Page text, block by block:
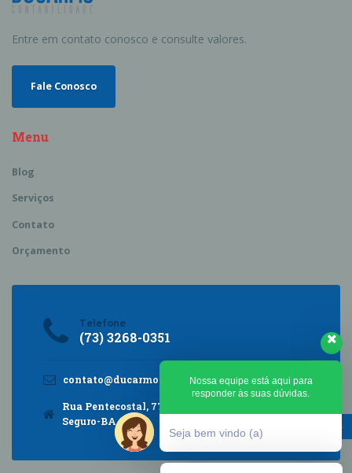
Nossa equipe está aqui para
responder às suas dúvidas.
Seja bem vindo (a)
Entre em contato conosco e consulte valores.
Fale Conosco
Menu
Blog
Serviços
Contato
Orçamento
Telefone
(73) 3268-0351
contato@ducarmocontabilidade.com.br
Rua Pentecostal, 770, Frei Calixto, Porto
Seguro-BA